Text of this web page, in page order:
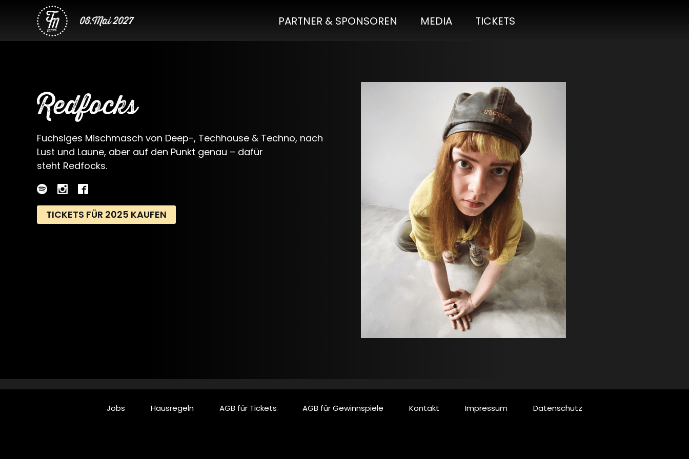
06.Mai 2027 PARTNER & SPONSOREN MEDIA TICKETS
Redfocks
Fuchsiges Mischmasch von Deep-, Techhouse & Techno, nach
Lust und Laune, aber auf den Punkt genau – dafür
steht Redfocks.
TICKETS FÜR 2025 KAUFEN
Jobs Hausregeln AGB für Tickets AGB für Gewinnspiele Kontakt Impressum Datenschutz